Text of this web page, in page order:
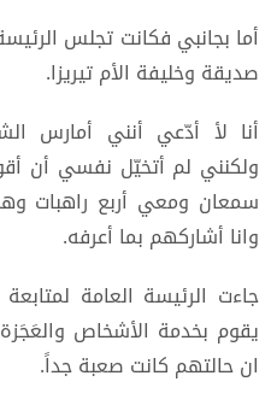
أما بجانبي فكانت تجلس
صديقة وخليفة الأم تيريزا.
أنا لأ أدّعي أنني أمارس
ولكنني لم أتخيّل نفسي أن
سمعان ومعي أربع راهبات
وانا أشاركهم بما أعرفه.
جاءت الرئيسة العامة
يقوم بخدمة الأشخاص
ان حالتهم كانت صعبة جداً.